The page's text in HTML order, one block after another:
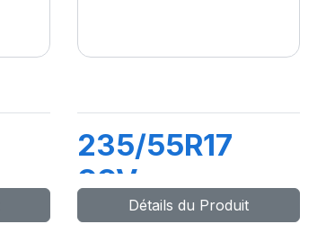
235/55R17
99V
LATTITUDE
Détails du Produit